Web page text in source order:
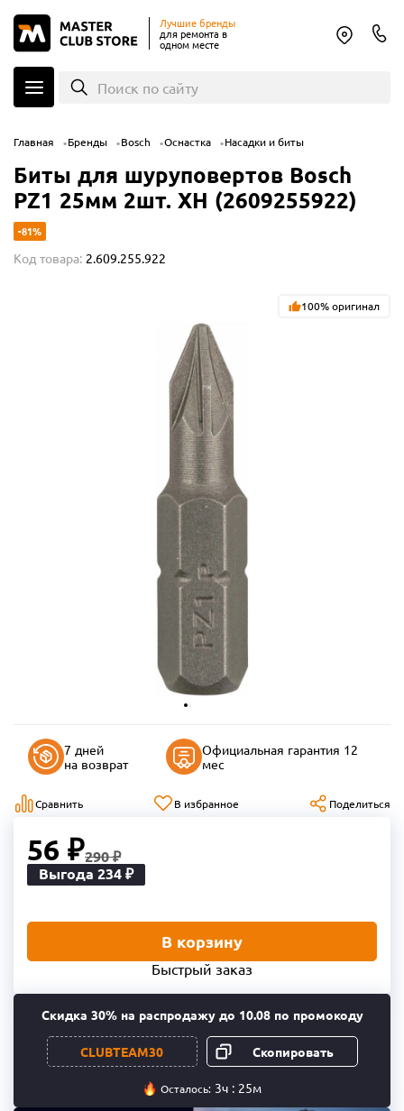
Лучшие бренды
для ремонта в
одном месте
Поиск по сайту
Главная Бренды Bosch Оснастка Насадки и биты
Биты для шуруповертов Bosch
PZ1 25мм 2шт. XH (2609255922)
-81%
Код товара: 2.609.255.922
100% оригинал
7 дней
на возврат
Официальная гарантия 12
мес
Сравнить В избранное Поделиться
56 ₽290 ₽
Выгода 234 ₽
В корзину
Быстрый заказ
Cкидка 30% на распродажу до 10.08 по промокоду
CLUBTEAM30
3ч : 25м